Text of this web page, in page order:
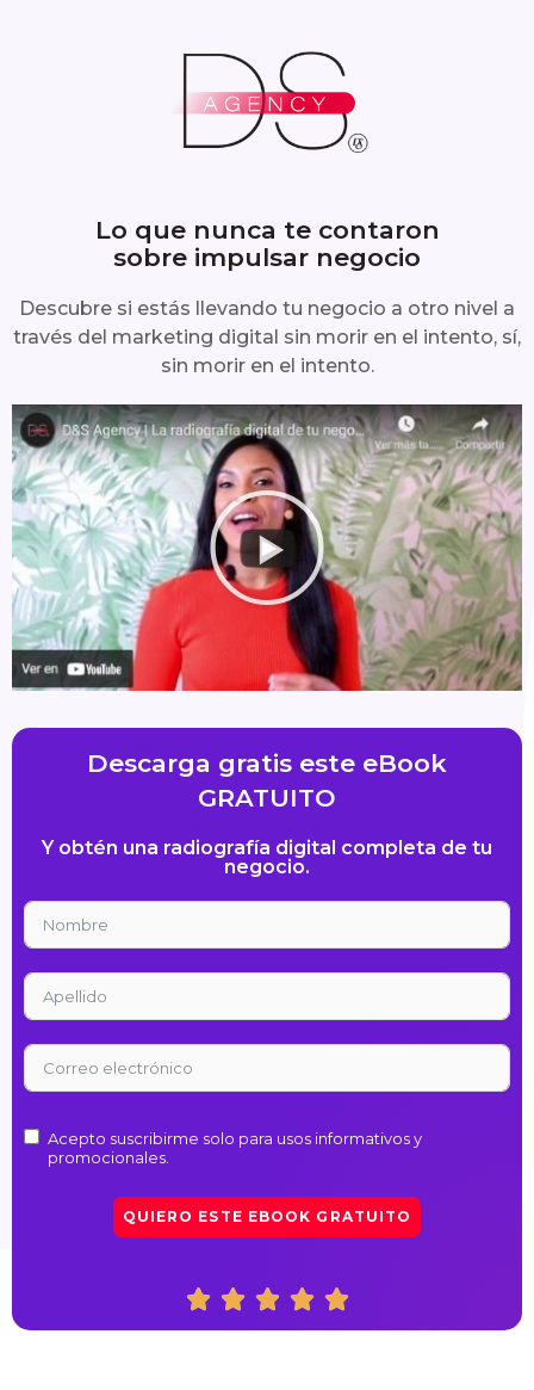
Lo que nunca te contaron
sobre impulsar negocio
Descubre si estás llevando tu negocio a otro nivel a
través del marketing digital sin morir en el intento, sí,
sin morir en el intento.
Reproducir
vídeo
Descarga gratis este eBook
GRATUITO
Y obtén una radiografía digital completa de tu
negocio.
Acepto suscribirme solo para usos informativos y
promocionales.
QUIERO ESTE EBOOK GRATUITO
    5/5